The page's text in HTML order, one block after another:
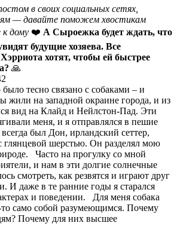
в своих социальных сетях,
— давайте поможем хвостикам
дому ❤️ А Сыроежка будет ждать, что
будущие хозяева. Все
хотят, чтобы ей быстрее
🙏
тесно связано с собаками – и
на западной окраине города, и из
вид на Клайд и Нейлстон-Пад. Эти
меня, и я отправлялся в пешие
был Дон, ирландский сеттер,
глянцевой шерстью. Он разделял мою
Часто на прогулку со мной
и нам в эти долгие солнечные
смотреть, как резвятся и играют друг
И даже в те ранние годы я старался
и поведении. Для меня собака
само собой разумеющимся. Почему
Почему для них высшее